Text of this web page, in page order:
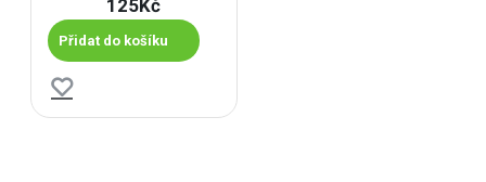
125Kč
Přidat do košíku